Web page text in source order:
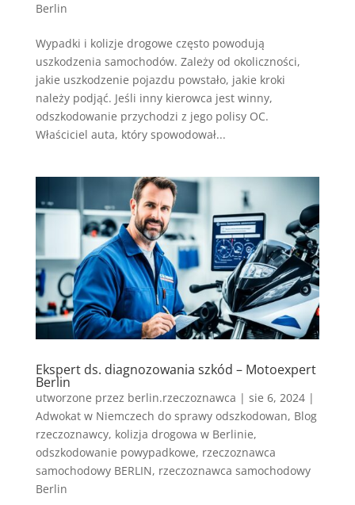
Berlin
Wypadki i kolizje drogowe często powodują
uszkodzenia samochodów. Zależy od okoliczności,
jakie uszkodzenie pojazdu powstało, jakie kroki
należy podjąć. Jeśli inny kierowca jest winny,
odszkodowanie przychodzi z jego polisy OC.
Właściciel auta, który spowodował...
Ekspert ds. diagnozowania szkód – Motoexpert
Berlin
utworzone przez berlin.rzeczoznawca | sie 6, 2024|
Adwokat w Niemczech do sprawy odszkodowan, Blog
rzeczoznawcy, kolizja drogowa w Berlinie,
odszkodowanie powypadkowe, rzeczoznawca
samochodowy BERLIN, rzeczoznawca samochodowy
Berlin